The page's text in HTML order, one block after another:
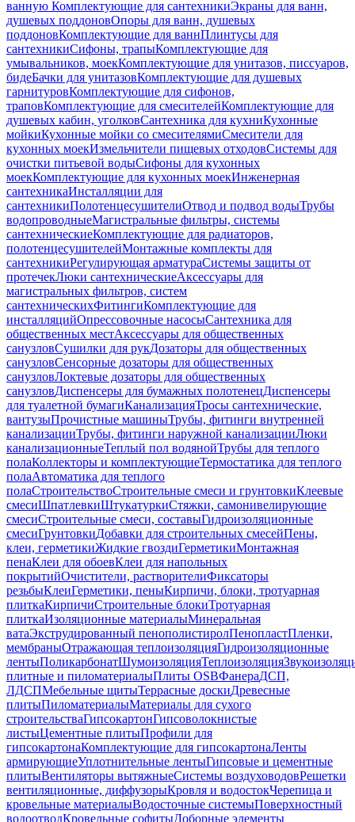
ванную Комплектующие для сантехникиЭкраны для ванн,
душевых поддоновОпоры для ванн, душевых
поддоновКомплектующие для ваннПлинтусы для
сантехникиСифоны, трапыКомплектующие для
умывальников, моекКомплектующие для унитазов, писсуаров,
бидеБачки для унитазовКомплектующие для душевых
гарнитуровКомплектующие для сифонов,
траповКомплектующие для смесителейКомплектующие для
душевых кабин, уголковСантехника для кухниКухонные
мойкиКухонные мойки со смесителямиСмесители для
кухонных моекИзмельчители пищевых отходовСистемы для
очистки питьевой водыСифоны для кухонных
моекКомплектующие для кухонных моекИнженерная
сантехникаИнсталляции для
сантехникиПолотенцесушителиОтвод и подвод водыТрубы
водопроводныеМагистральные фильтры, системы
сантехническиеКомплектующие для радиаторов,
полотенцесушителейМонтажные комплекты для
сантехникиРегулирующая арматураСистемы защиты от
протечекЛюки сантехническиеАксессуары для
магистральных фильтров, систем
сантехническихФитингиКомплектующие для
инсталляцийОпрессовочные насосыСантехника для
общественных местАксессуары для общественных
санузловСушилки для рукДозаторы для общественных
санузловСенсорные дозаторы для общественных
санузловЛоктевые дозаторы для общественных
санузловДиспенсеры для бумажных полотенецДиспенсеры
для туалетной бумагиКанализацияТросы сантехнические,
вантузыПрочистные машиныТрубы, фитинги внутренней
канализацииТрубы, фитинги наружной канализацииЛюки
канализационныеТеплый пол водянойТрубы для теплого
полаКоллекторы и комплектующиеТермостатика для теплого
полаАвтоматика для теплого
полаСтроительствоСтроительные смеси и грунтовкиКлеевые
смесиШпатлевкиШтукатуркиСтяжки, самонивелирующие
смесиСтроительные смеси, составыГидроизоляционные
смесиГрунтовкиДобавки для строительных смесейПены,
клеи, герметикиЖидкие гвоздиГерметикиМонтажная
пенаКлеи для обоевКлеи для напольных
покрытийОчистители, растворителиФиксаторы
резьбыКлеиГерметики, пеныКирпичи, блоки, тротуарная
плиткаКирпичиСтроительные блокиТротуарная
плиткаИзоляционные материалыМинеральная
ватаЭкструдированный пенополистиролПенопластПленки,
мембраныОтражающая теплоизоляцияГидроизоляционные
лентыПоликарбонатШумоизоляцияТеплоизоляция
плитные и пиломатериалыПлиты OSBФанераДСП,
ЛДСПМебельные щитыТеррасные доскиДревесные
плитыПиломатериалыМатериалы для сухого
строительстваГипсокартонГипсоволокнистые
листыЦементные плитыПрофили для
гипсокартонаКомплектующие для гипсокартонаЛенты
армирующиеУплотнительные лентыГипсовые и цементные
плитыВентиляторы вытяжныеСистемы воздуховодовРешетки
вентиляционные, диффузорыКровля и водостокЧерепица и
кровельные материалыВодосточные системыПоверхностный
водоотводКровельные софитыДоборные элементы